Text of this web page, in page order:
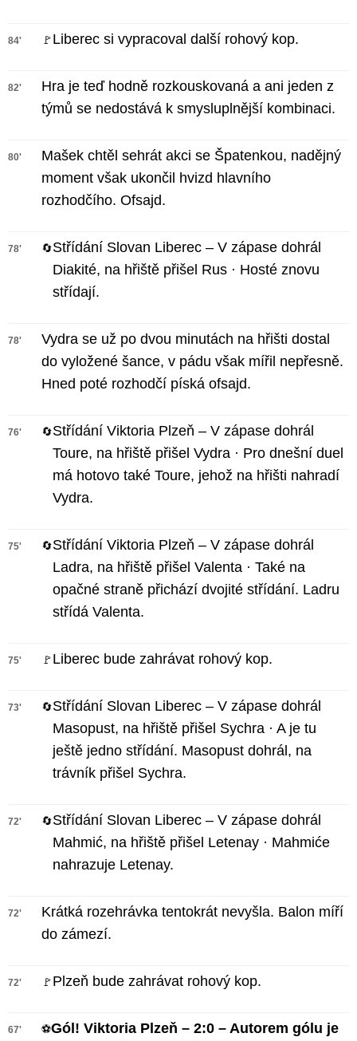
84' 🚩Liberec si vypracoval další rohový kop.
82'
Hra je teď hodně rozkouskovaná a ani jeden z
týmů se nedostává k smysluplnější kombinaci.
80'
Mašek chtěl sehrát akci se Špatenkou, nadějný
moment však ukončil hvizd hlavního
rozhodčího. Ofsajd.
78' 🔄Střídání Slovan Liberec – V zápase dohrál
Diakité, na hřiště přišel Rus · Hosté znovu
střídají.
78'
Vydra se už po dvou minutách na hřišti dostal
do vyložené šance, v pádu však mířil nepřesně.
Hned poté rozhodčí píská ofsajd.
76' 🔄Střídání Viktoria Plzeň – V zápase dohrál
Toure, na hřiště přišel Vydra · Pro dnešní duel
má hotovo také Toure, jehož na hřišti nahradí
Vydra.
75' 🔄Střídání Viktoria Plzeň – V zápase dohrál
Ladra, na hřiště přišel Valenta · Také na
opačné straně přichází dvojité střídání. Ladru
střídá Valenta.
75' 🚩Liberec bude zahrávat rohový kop.
73' 🔄Střídání Slovan Liberec – V zápase dohrál
Masopust, na hřiště přišel Sychra · A je tu
ještě jedno střídání. Masopust dohrál, na
trávník přišel Sychra.
72' 🔄Střídání Slovan Liberec – V zápase dohrál
Mahmić, na hřiště přišel Letenay · Mahmiće
nahrazuje Letenay.
72'
Krátká rozehrávka tentokrát nevyšla. Balon míří
do zámezí.
72' 🚩Plzeň bude zahrávat rohový kop.
67' ⚽Gól! Viktoria Plzeň – 2:0 – Autorem gólu je